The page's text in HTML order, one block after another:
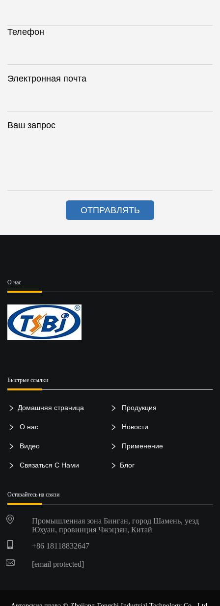
Телефон
Электронная почта
Ваш запрос
ОТПРАВЛЯТЬ
О нас
Быстрые ссылки
Домашняя страница Продукция
О нас Новости
Видео Применение
Связаться С Нами Блог
Оставайтесь на связи
Промышленная зона Бинган, город Шамень, уезд
Юхуан, провинция Чжэцзян, Китай
+86 18118832647
[email protected]